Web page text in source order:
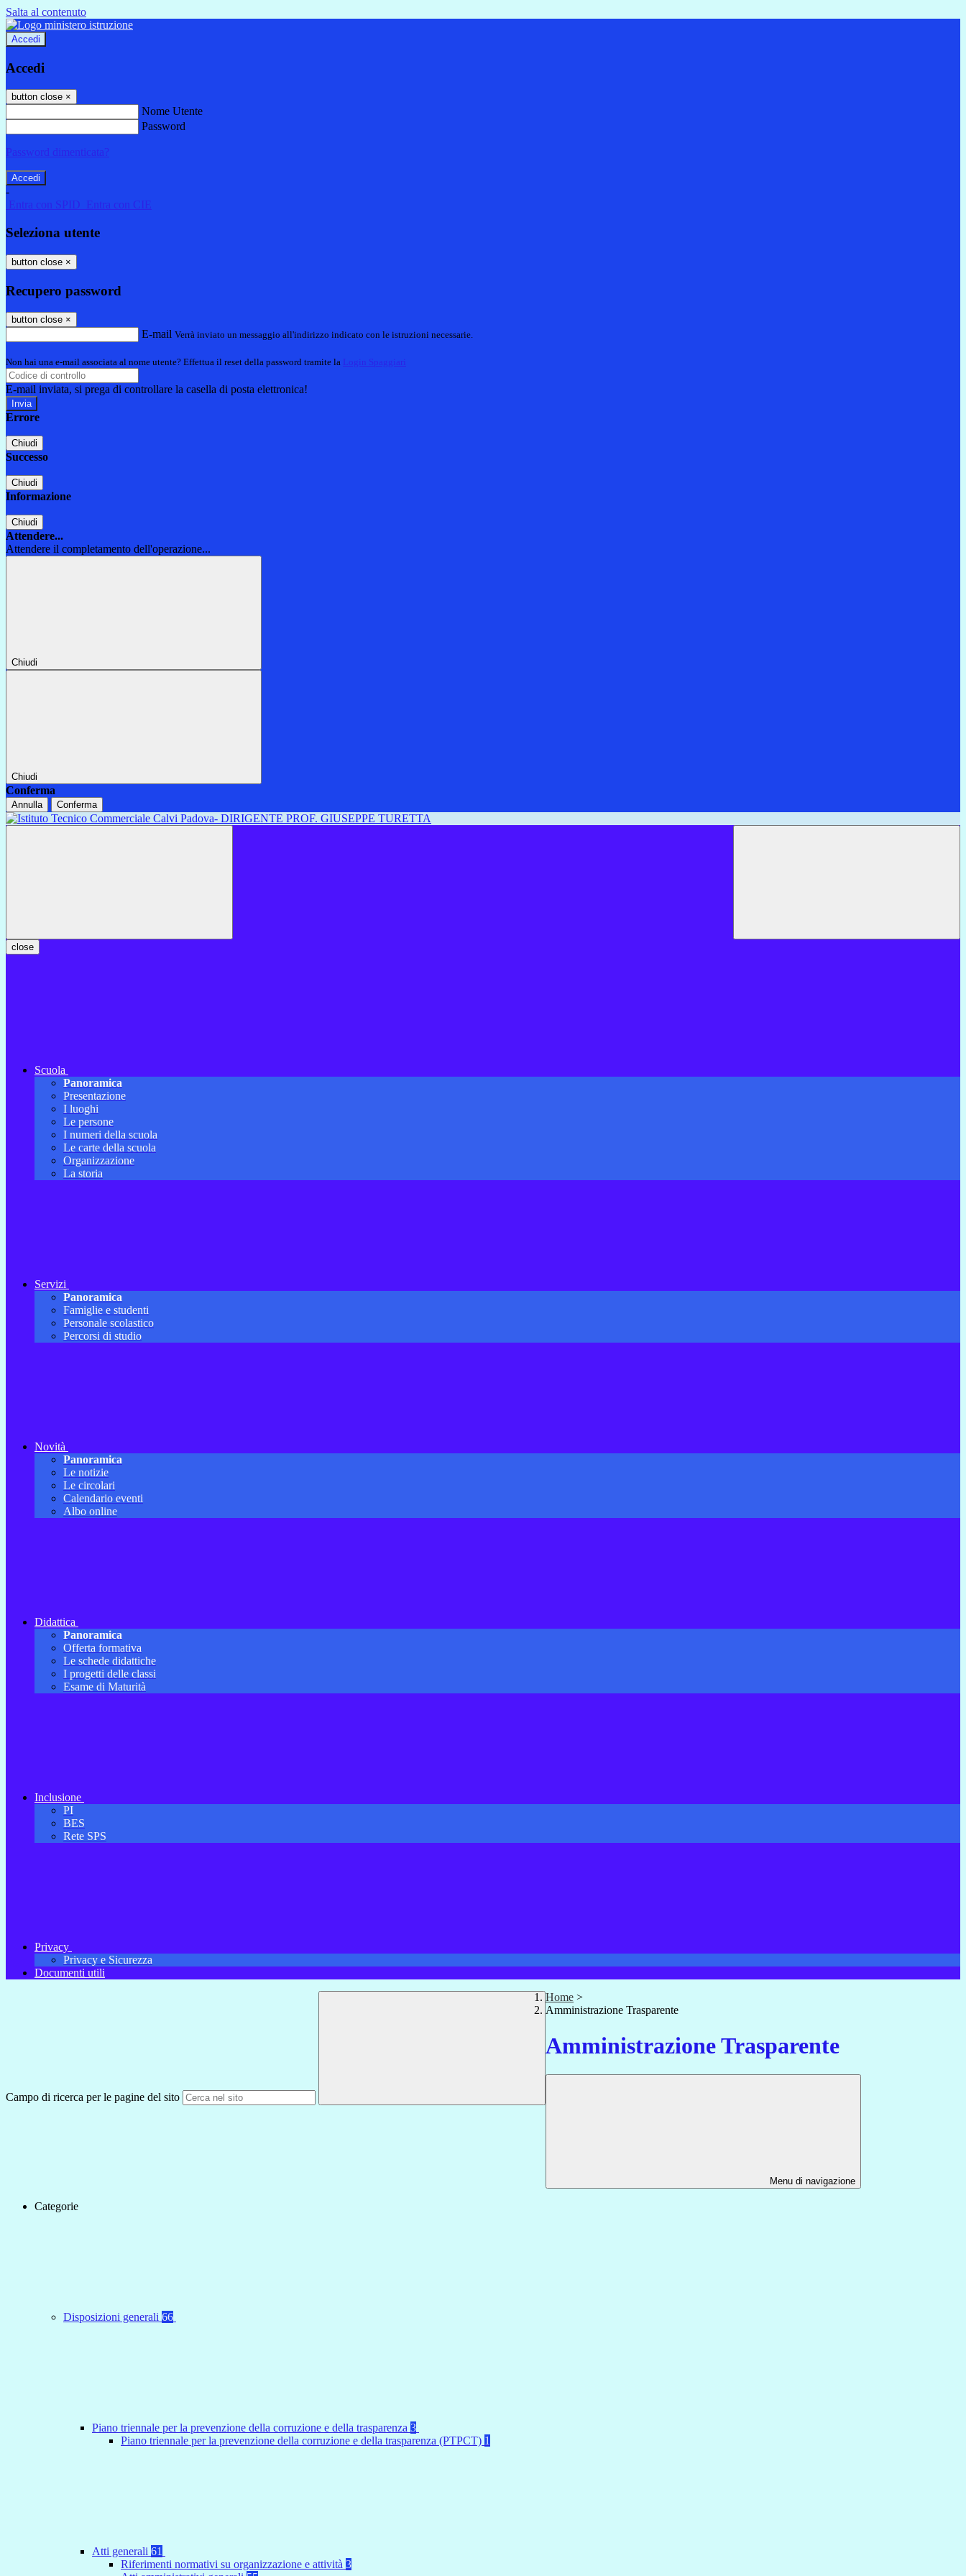
Salta al contenuto
Accedi
Accedi
button close ×
Nome Utente
Password
Password dimenticata?
-
Entra con SPID
Entra con CIE
Seleziona utente
button close ×
Recupero password
button close ×
E-mail Verrà inviato un messaggio all'indirizzo indicato con le istruzioni necessarie.
Non hai una e-mail associata al nome utente? Effettua il reset della password tramite la Login Spaggiari
E-mail inviata, si prega di controllare la casella di posta elettronica!
Errore
Chiudi
Successo
Chiudi
Informazione
Chiudi
Attendere...
Attendere il completamento dell'operazione...
Chiudi
Chiudi
Conferma
Annulla Conferma
close
Scuola
Panoramica
Presentazione
I luoghi
Le persone
I numeri della scuola
Le carte della scuola
Organizzazione
La storia
Servizi
Panoramica
Famiglie e studenti
Personale scolastico
Percorsi di studio
Novità
Panoramica
Le notizie
Le circolari
Calendario eventi
Albo online
Didattica
Panoramica
Offerta formativa
Le schede didattiche
I progetti delle classi
Esame di Maturità
Inclusione
PI
BES
Rete SPS
Privacy
Privacy e Sicurezza
Documenti utili
Campo di ricerca per le pagine del sito
Home >
Amministrazione Trasparente
Amministrazione Trasparente
Menu di navigazione
Categorie
Disposizioni generali 66
Piano triennale per la prevenzione della corruzione e della trasparenza 3
Piano triennale per la prevenzione della corruzione e della trasparenza (PTPCT) 1
Atti generali 61
Riferimenti normativi su organizzazione e attività 3